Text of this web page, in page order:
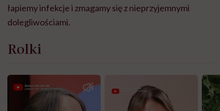
łapiemy infekcje i zmagamy się z nieprzyjemnymi
dolegliwościami.
Rolki